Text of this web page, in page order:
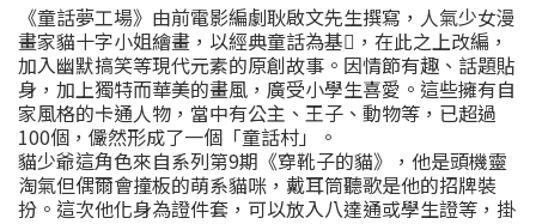
《童話夢工場》由前電影編劇耿啟文先生撰寫，人氣少女漫
畫家貓十字小姐繪畫，以經典童話為基𨆄，在此之上改編，
加入幽默搞笑等現代元素的原創故事。因情節有趣、話題貼
身，加上獨特而華美的畫風，廣受小學生喜愛。這些擁有自
家風格的卡通人物，當中有公主、王子、動物等，已超過
100個，儼然形成了一個「童話村」。
貓少爺這角色來自系列第9期《穿靴子的貓》，他是頭機靈
淘氣但偶爾會撞板的萌系貓咪，戴耳筒聽歌是他的招牌裝
扮。這次他化身為證件套，可以放入八達通或學生證等，掛